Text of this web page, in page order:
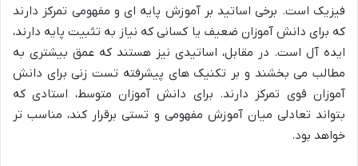
فیزیک است. برخی اساتید بر آموزش پایه ای و مفهومی تمرکز دارند
که برای دانش آموزان ضعیف یا کسانی که نیاز به تثبیت پایه دارند،
ایده آل است. در مقابل، اساتیدی نیز هستند که عمق بیشتری به
مطالب می بخشند و بر تکنیک های پیشرفته تست زنی برای دانش
آموزان قوی تمرکز دارند. برای دانش آموزان متوسط، استادی که
بتواند تعادلی میان آموزش مفهومی و تستی برقرار کند، مناسب تر
خواهد بود.